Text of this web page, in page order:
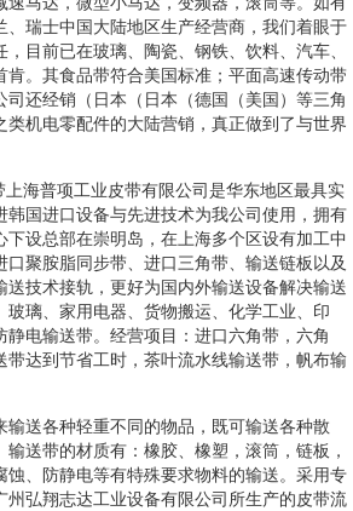
瑞士中国大陆地区生产经营商，我们着眼于
目前已在玻璃、陶瓷、钢铁、饮料、汽车、
。其食品带符合美国标准；平面高速传动带
还经销（日本（日本（德国（美国）等三角
机电零配件的大陆营销，真正做到了与世界
海普项工业皮带有限公司是华东地区最具实
国进口设备与先进技术为我公司使用，拥有
设总部在崇明岛，在上海多个区设有加工中
聚胺脂同步带、进口三角带、输送链板以及
技术接轨，更好为国内外输送设备解决输送
璃、家用电器、货物搬运、化学工业、印
电输送带。经营项目：进口六角带，六角
达到节省工时，茶叶流水线输送带，帆布输
送各种轻重不同的物品，既可输送各种散
送带的材质有：橡胶、橡塑，滚筒，链板，
、防静电等有特殊要求物料的输送。采用专
弘翔志达工业设备有限公司所生产的皮带流